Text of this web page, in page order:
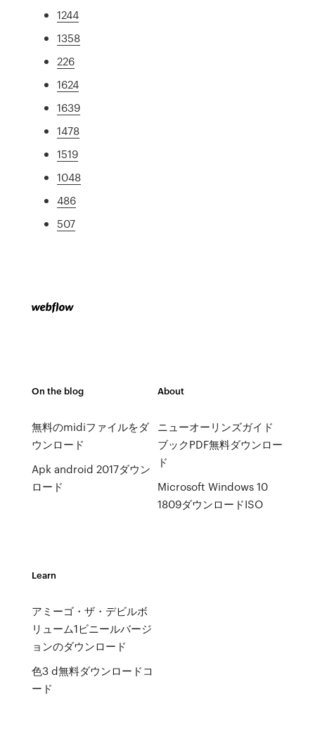
1244
1358
226
1624
1639
1478
1519
1048
486
507
On the blog
無料のmidiファイルをダ
ウンロード
Apk android 2017ダウン
ロード
About
ニューオーリンズガイド
ブックPDF無料ダウンロー
ド
Microsoft Windows 10
1809ダウンロードISO
Learn
アミーゴ・ザ・デビルボ
リューム1ビニールバージ
ョンのダウンロード
色3 d無料ダウンロードコ
ード